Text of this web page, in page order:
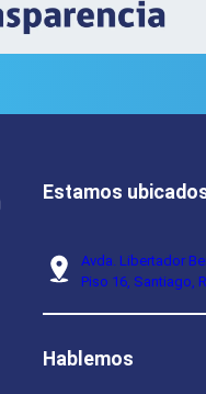
Estamos
Avda. Libertador
Piso 16, Santiago,
Hablemos